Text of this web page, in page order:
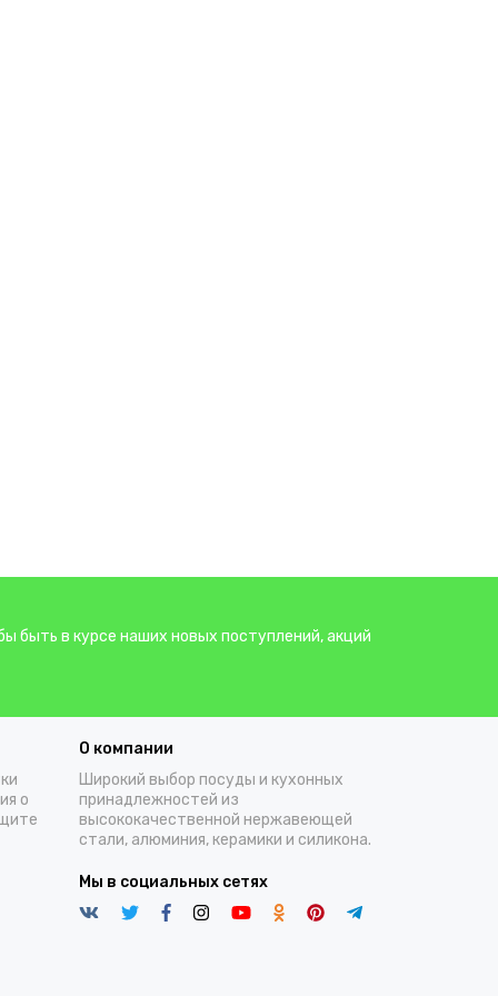
быть в курсе наших новых поступлений, акций
о
О компании
Широкий выбор посуды и кухонных
принадлежностей из
высококачественной нержавеющей
стали, алюминия, керамики и силикона.
Мы в социальных сетях